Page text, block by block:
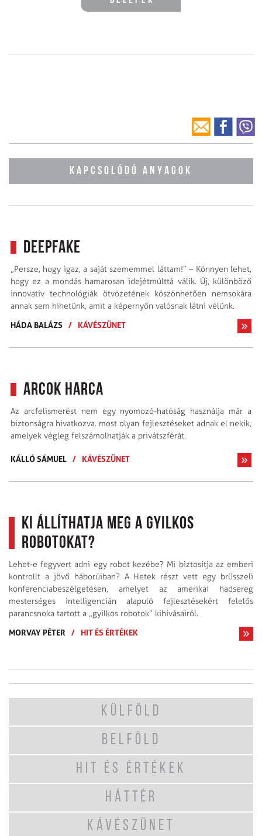
KAPCSOLÓDÓ ANYAGOK
Deepfake
„Persze, hogy igaz, a saját szememmel láttam!” – Könnyen lehet,
hogy ez a mondás hamarosan idejétmúlttá válik. Új, különböző
innovatív technológiák ötvözetének köszönhetően nemsokára
annak sem hihetünk, amit a képernyőn valósnak látni vélünk.
HÁDA BALÁZS / KÁVÉSZÜNET
Arcok harca
Az arcfelismerést nem egy nyomozó-hatóság használja már a
biztonságra hivatkozva. most olyan fejlesztéseket adnak el nekik,
amelyek végleg felszámolhatják a privátszférát.
KÁLLÓ SÁMUEL / KÁVÉSZÜNET
Ki állíthatja meg a gyilkos
robotokat?
Lehet-e fegyvert adni egy robot kezébe? Mi biztosítja az emberi
kontrollt a jövő háborúiban? A Hetek részt vett egy brüsszeli
konferenciabeszélgetésen, amelyet az amerikai hadsereg
mesterséges intelligencián alapuló fejlesztésekért felelős
parancsnoka tartott a „gyilkos robotok” kihívásairól.
MORVAY PÉTER
/ HIT ÉS ÉRTÉKEK
KÜLFÖLD
BELFÖLD
HIT ÉS ÉRTÉKEK
HÁTTÉR
KÁVÉSZÜNET